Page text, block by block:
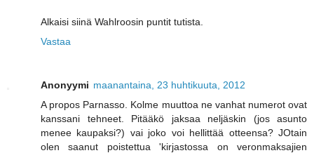
Alkaisi siinä Wahlroosin puntit tutista.
Vastaa
Anonyymi maanantaina, 23 huhtikuuta, 2012
A propos Parnasso. Kolme muuttoa ne vanhat numerot ovat
kanssani tehneet. Pitääkö jaksaa neljäskin (jos asunto
menee kaupaksi?) vai joko voi hellittää otteensa? JOtain
olen saanut poistettua 'kirjastossa on veronmaksajien